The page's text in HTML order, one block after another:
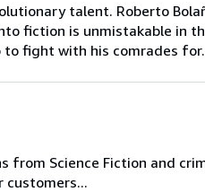
talent. Roberto
fiction is unmistakable in
fight with his comrades
Science Fiction and
customers...